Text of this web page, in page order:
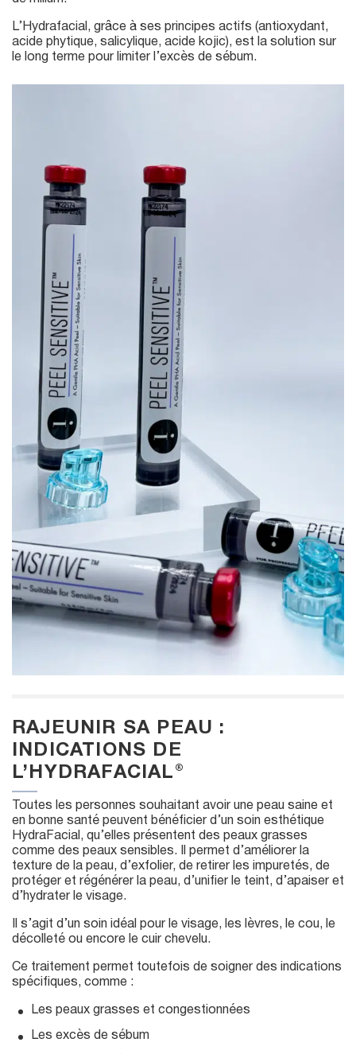
L’Hydrafacial, grâce à ses principes actifs (antioxydant,
acide phytique, salicylique, acide kojic), est la solution sur
le long terme pour limiter l’excès de sébum.
RAJEUNIR SA PEAU :
INDICATIONS DE
L’HYDRAFACIAL®
Toutes les personnes souhaitant avoir une peau saine et
en bonne santé peuvent bénéficier d’un soin esthétique
HydraFacial, qu’elles présentent des peaux grasses
comme des peaux sensibles. Il permet d’améliorer la
texture de la peau, d’exfolier, de retirer les impuretés, de
protéger et régénérer la peau, d’unifier le teint, d’apaiser et
d’hydrater le visage.
Il s’agit d’un soin idéal pour le visage, les lèvres, le cou, le
décolleté ou encore le cuir chevelu.
Ce traitement permet toutefois de soigner des indications
spécifiques, comme :
Les peaux grasses et congestionnées
Les excès de sébum